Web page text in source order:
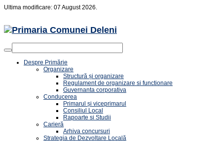
Ultima modificare: 07 August 2026.
Despre Primărie
Organizare
Structură și organizare
Regulament de organizare si functionare
Guvernanta corporativa
Conducerea
Primarul și viceprimarul
Consiliul Local
Rapoarte si Studii
Carieră
Arhiva concursuri
Strategia de Dezvoltare Locală